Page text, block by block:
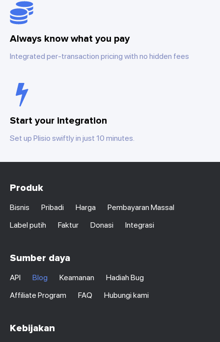
Always know what you pay
Integrated per-transaction pricing with no hidden fees
Start your integration
Set up Plisio swiftly in just 10 minutes.
Produk
Bisnis Pribadi Harga
Pembayaran Massal
Label putih
Faktur Donasi Integrasi
Sumber daya
API Blog Keamanan
Hadiah Bug
Affiliate Program
FAQ Hubungi kami
Kebijakan